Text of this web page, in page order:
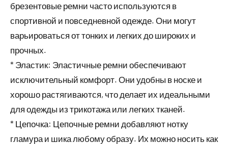
брезентовые ремни часто используются в
спортивной и повседневной одежде. Они могут
варьироваться от тонких и легких до широких и
прочных.
* Эластик: Эластичные ремни обеспечивают
исключительный комфорт. Они удобны в носке и
хорошо растягиваются, что делает их идеальными
для одежды из трикотажа или легких тканей.
* Цепочка: Цепочные ремни добавляют нотку
гламура и шика любому образу. Их можно носить как